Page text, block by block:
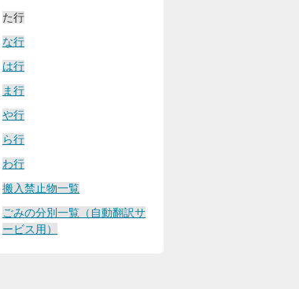
た行
な行
は行
ま行
や行
ら行
わ行
搬入禁止物一覧
ごみの分別一覧（自動翻訳サ
ービス用）